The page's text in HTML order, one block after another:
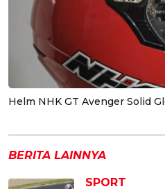
Helm NHK GT Avenger Solid
BERITA LAINNYA
SPORT